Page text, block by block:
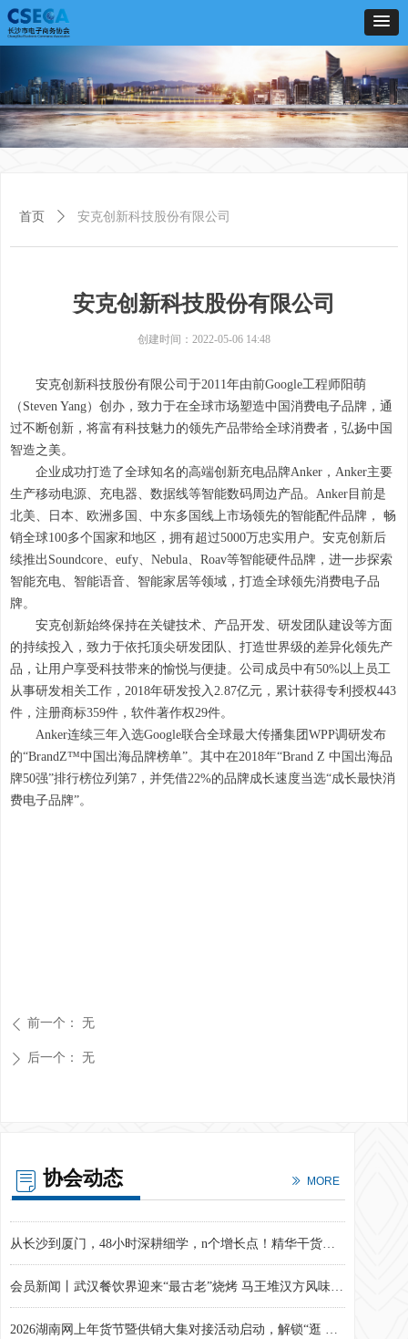
安克创新科技股份有限公司
安克创新科技股份有限公司于2011年由前Google工程师阳萌
（Steven Yang）创办，致力于在全球市场塑造中国消费电子品牌，通
过不断创新，将富有科技魅力的领先产品带给全球消费者，弘扬中国
智造之美。
企业成功打造了全球知名的高端创新充电品牌Anker，Anker主要
生产移动电源、充电器、数据线等智能数码周边产品。Anker目前是
北美、日本、欧洲多国、中东多国线上市场领先的智能配件品牌， 畅
销全球100多个国家和地区，拥有超过5000万忠实用户。安克创新后
续推出Soundcore、eufy、Nebula、Roav等智能硬件品牌，进一步探索
智能充电、智能语音、智能家居等领域，打造全球领先消费电子品
牌。
安克创新始终保持在关键技术、产品开发、研发团队建设等方面
的持续投入，致力于依托顶尖研发团队、打造世界级的差异化领先产
品，让用户享受科技带来的愉悦与便捷。公司成员中有50%以上员工
从事研发相关工作，2018年研发投入2.87亿元，累计获得专利授权443
件，注册商标359件，软件著作权29件。
Anker连续三年入选Google联合全球最大传播集团WPP调研发布
的“BrandZ™中国出海品牌榜单”。其中在2018年“Brand Z 中国出海品
牌50强”排行榜位列第7，并凭借22%的品牌成长速度当选“成长最快消
费电子品牌”。
首页 ꄲ 安克创新科技股份有限公司
ꄴ 前一个： 无
ꄲ 后一个： 无
创建时间： 2022-05-06 14:48
协会动态 ꅀ MORE
ꂓ
以赛促创 筑梦青春——第十三届湖南省大学生电子商务大赛落幕
战略→目标→行动！年度计划不再“指标堆砌”！现场实战干货速看！
2026电商年度经营计划如何从共识到落地？这场训练营给出了破局答案！
从24小时88898台到1小时289000台：小米爆品战略背后的用户经营逻辑
第27期电商增长实战训练营圆满结束，解锁AI全链路降本增效密码
我会携企业发布合规倡议 助力中部六省省会城市共织网络交易“协同监管网”
​“湘”港电商携手筑桥 助力湖湘优品直达香港 解锁小红书「店铺运营X笔记经营X直播转化」三频共振密码，电商增长实战训练营第22期圆满结束从内容到流量：AI如何助力电商精准营销？现场实战干货来啦！
孵化湖湘青年创业梦想！第十二届湖南省大学生电子商务大赛圆满收官！
从“经验主义”到“精准识人”​，用MBTI解码电商人才管理新范式
如何让企业 “活久赚多”？这套「增长方程式」速速get！ 企业动力不足？人才持续流失？《科学分钱》课程现场笔记来啦！
破局同质化竞争，探索增长新路径——电商增长实战训练营第21期圆满结束
穿越旧时光，共赴8090之约丨“拾光为伍 预见未来”第十五周年庆典暨2025年长沙电商年会圆满落幕